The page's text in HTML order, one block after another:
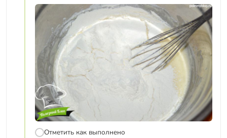
Отметить как выполнено